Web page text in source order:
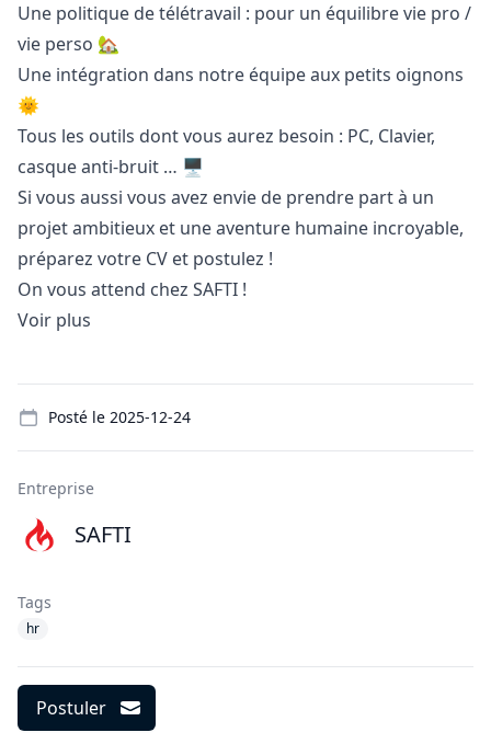
Une politique de télétravail : pour un équilibre vie pro /
vie perso 🏡
Une intégration dans notre équipe aux petits oignons
🌞
Tous les outils dont vous aurez besoin : PC, Clavier,
casque anti-bruit … 🖥️
Si vous aussi vous avez envie de prendre part à un
projet ambitieux et une aventure humaine incroyable,
préparez votre CV et postulez !
On vous attend chez SAFTI !
Voir plus
Posté le 2025-12-24
Entreprise
SAFTI
Tags
hr
Postuler